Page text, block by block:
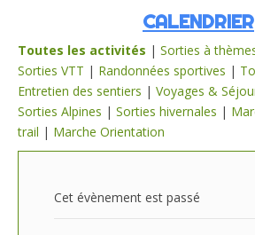
CALENDRIER
Toutes les activités | Sorties à
Sorties VTT | Randonnées sportives |
Entretien des sentiers | Voyages &
Sorties Alpines | Sorties hivernales |
trail | Marche Orientation
Cet évènement est passé